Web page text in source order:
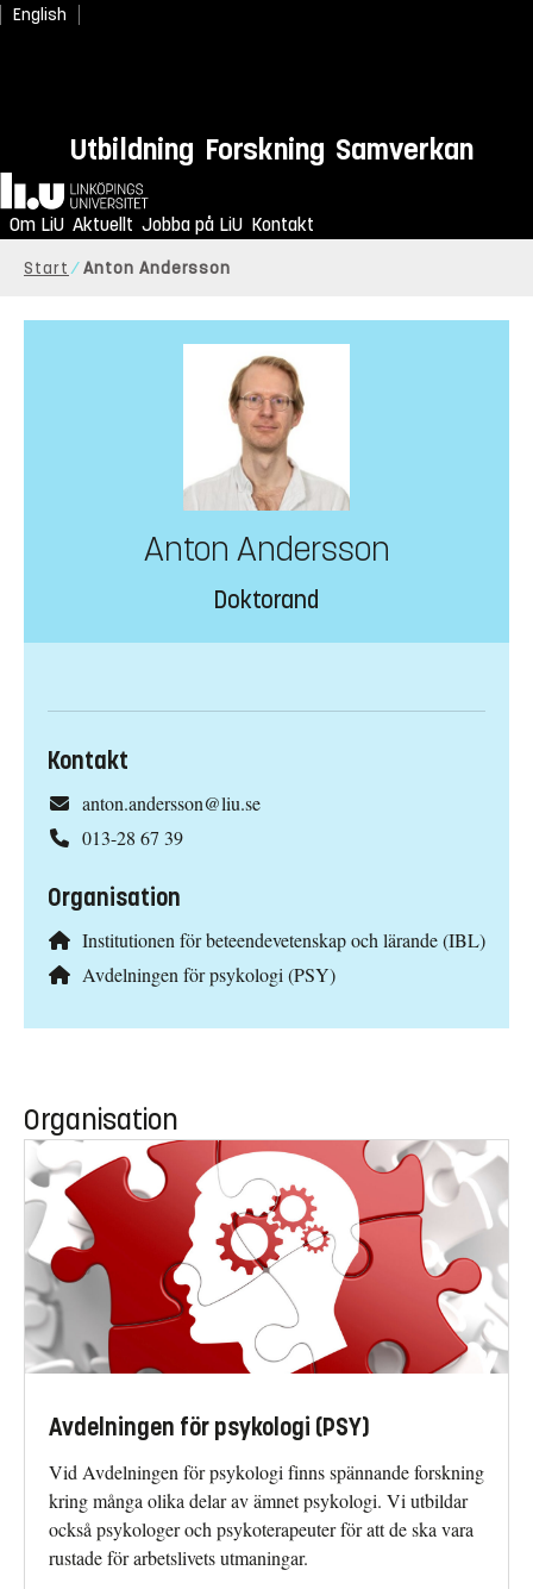
English
Utbildning Forskning Samverkan
Hem
Om LiU Aktuellt Jobba på LiU Kontakt
Start Anton Andersson
Anton Andersson
Doktorand
Kontakt
anton.andersson@liu.se
013-28 67 39
Organisation
Institutionen för beteendevetenskap och lärande (IBL)
Avdelningen för psykologi (PSY)
Organisation
Avdelningen för psykologi (PSY)
Vid Avdelningen för psykologi finns spännande forskning
kring många olika delar av ämnet psykologi. Vi utbildar
också psykologer och psykoterapeuter för att de ska vara
rustade för arbetslivets utmaningar.